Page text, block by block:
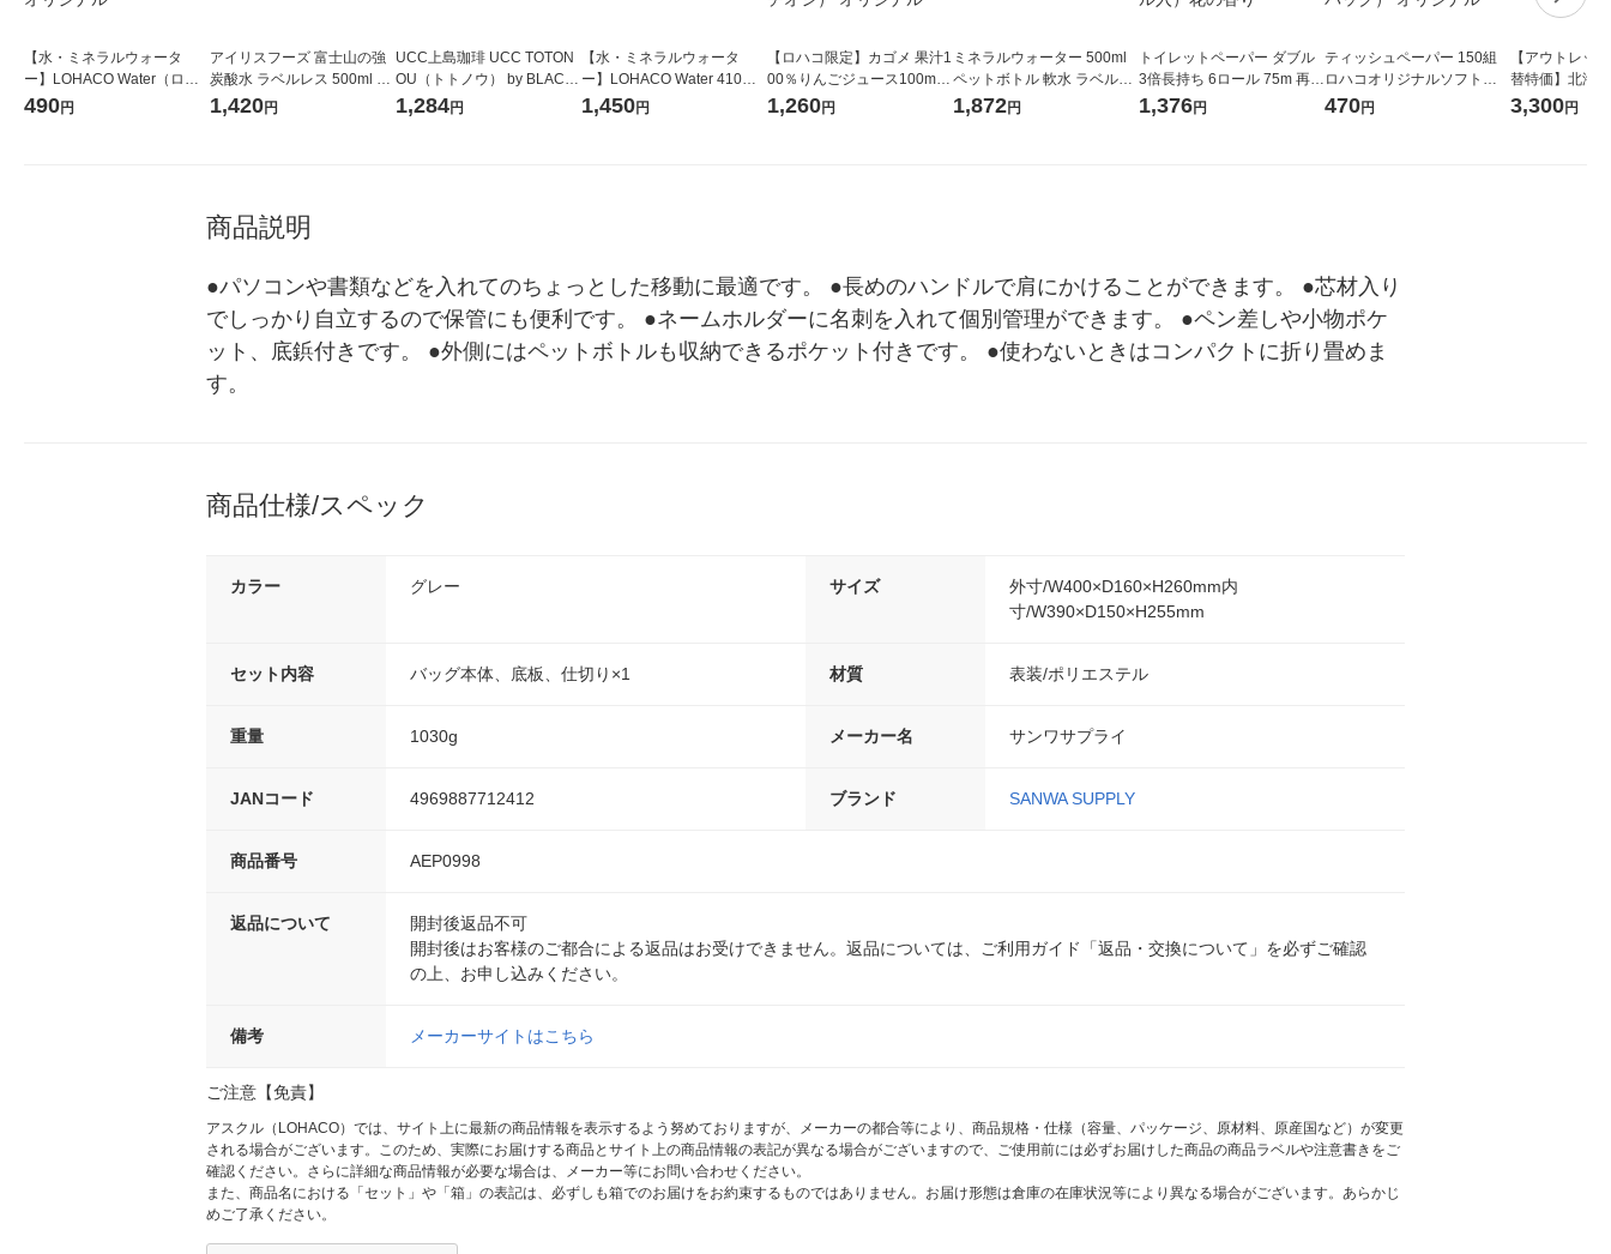
【水・ミネラルウォータ
ー】LOHACO Water（ロハ
コウォーター）2L ラベルレ
490円
アイリスフーズ 富士山の強
炭酸水 ラベルレス 500ml 1
箱（24本入）
1,420円
UCC上島珈琲 UCC TOTON
OU（トトノウ） by BLACK
無糖 500ml 1セット（6本）
1,284円
【水・ミネラルウォータ
ー】LOHACO Water 410ml
1箱（20本入）ラベルレス
（イチオシ） オリジナル
1,450円
【ロハコ限定】カゴメ 果汁1
00％りんごジュース100ml 1
箱（18本入）オリジナル
【クイズ付き】【紙パッ
1,260円
ミネラルウォーター 500ml
ペットボトル 軟水 ラベルレ
ス 1セット（48本）天然水
オリジナル
1,872円
トイレットペーパー ダブル
3倍長持ち 6ロール 75m 再生
紙配合 スコッティフラワー
パック 1セット（2パック12
1,376円
ティッシュペーパー 150組
ロハコオリジナルソフトパ
ックティッシュ フィオナ オ
470円
【アウトレッ
替特価】北海
か 無洗米 5kg
米 木徳神糧 オ
3,300円
商品説明
●パソコンや書類などを入れてのちょっとした移動に最適です。 ●長めのハンドルで肩にかけることができます。 ●芯材入り
でしっかり自立するので保管にも便利です。 ●ネームホルダーに名刺を入れて個別管理ができます。 ●ペン差しや小物ポケ
ット、底鋲付きです。 ●外側にはペットボトルも収納できるポケット付きです。 ●使わないときはコンパクトに折り畳めま
す。
商品仕様/スペック
カラー グレー サイズ
外寸/W400×D160×H260mm内
寸/W390×D150×H255mm
セット内容 バッグ本体、底板、仕切り×1 材質 表装/ポリエステル
重量 1030g メーカー名 サンワサプライ
JANコード 4969887712412 ブランド SANWA SUPPLY
商品番号 AEP0998
返品について
開封後返品不可
開封後はお客様のご都合による返品はお受けできません。返品については、ご利用ガイド「返品・交換について」を必ずご確認
の上、お申し込みください。
備考 メーカーサイトはこちら
ご注意【免責】
アスクル（LOHACO）では、サイト上に最新の商品情報を表示するよう努めておりますが、メーカーの都合等により、商品規格・仕様（容量、パッケージ、原材料、原産国など）が変更
される場合がございます。このため、実際にお届けする商品とサイト上の商品情報の表記が異なる場合がございますので、ご使用前には必ずお届けした商品の商品ラベルや注意書きをご
確認ください。さらに詳細な商品情報が必要な場合は、メーカー等にお問い合わせください。
また、商品名における「セット」や「箱」の表記は、必ずしも箱でのお届けをお約束するものではありません。お届け形態は倉庫の在庫状況等により異なる場合がございます。あらかじ
めご了承ください。